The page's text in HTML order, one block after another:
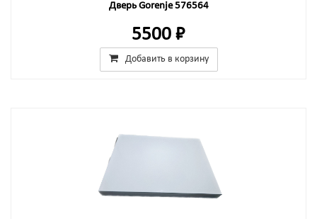
Дверь Gorenje 576564
5500 ₽
Добавить в корзину